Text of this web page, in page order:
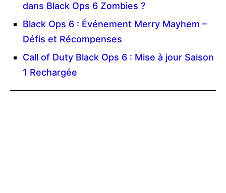
dans Black Ops 6 Zombies ?
Black Ops 6 : Événement Merry Mayhem –
Défis et Récompenses
Call of Duty Black Ops 6 : Mise à jour Saison
1 Rechargée